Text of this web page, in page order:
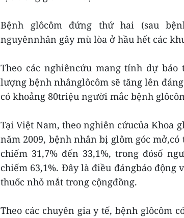
Bệnh glôcôm đứng thứ hai (sau
nguyênnhân gây mù lòa ở hầu hết các
Theo các nghiêncứu mang tính dự
lượng bệnh nhânglôcôm sẽ tăng lên
có khoảng 80triệu người mắc bệnh
Tại Việt Nam, theo nghiên cứucủa Khoa
năm 2009, bệnh nhân bị glôm góc
chiếm 31,7% đến 33,1%, trong đósố
chiếm 63,1%. Đây là điều đángbáo động
thuốc nhỏ mắt trong cộngđồng.
Theo các chuyên gia y tế, bệnh glôcôm